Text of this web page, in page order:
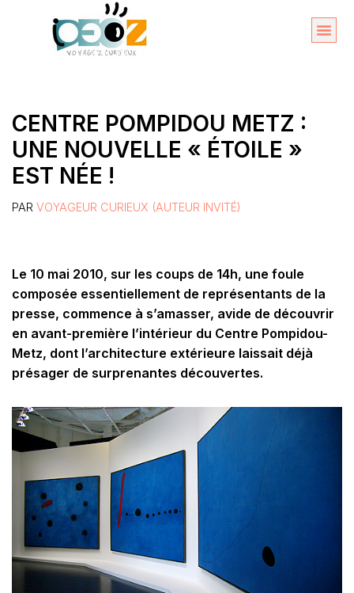
CENTRE POMPIDOU METZ :
UNE NOUVELLE « ÉTOILE »
EST NÉE !
PAR VOYAGEUR CURIEUX (AUTEUR INVITÉ)
Le 10 mai 2010, sur les coups de 14h, une foule
composée essentiellement de représentants de la
presse, commence à s’amasser, avide de découvrir
en avant-première l’intérieur du Centre Pompidou-
Metz, dont l’architecture extérieure laissait déjà
présager de surprenantes découvertes.